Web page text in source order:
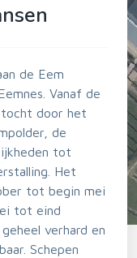
de Eem
Vanaf de
tocht door het
de
tot
Het
tot begin mei
tot eind
verhard en
Schepen